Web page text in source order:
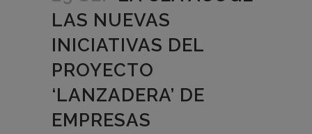
LAS NUEVAS
INICIATIVAS DEL
PROYECTO
‘LANZADERA’ DE
EMPRESAS